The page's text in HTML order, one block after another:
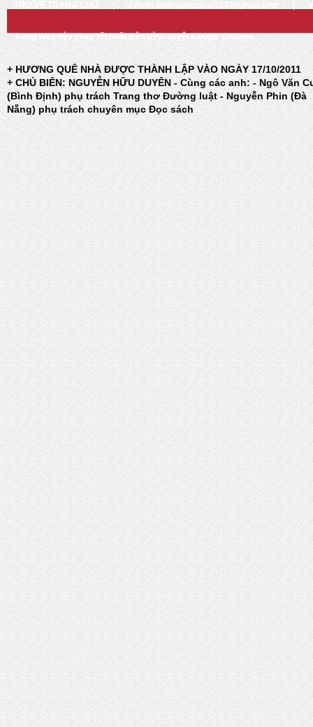
TRỞ VỀ TRANG CHỦ Email: huongquenha2023@gmail.com
Trang Web này chạy tốt nhất trên trình duyệt Google Chrome
+ HƯƠNG QUÊ NHÀ ĐƯỢC THÀNH LẬP VÀO NGÀY 17/10/2011
+ CHỦ BIÊN: NGUYỄN HỮU DUYÊN - Cùng các anh: - Ngô Văn
(Bình Định) phụ trách Trang thơ Đường luật - Nguyễn Phin (Đà
Nẵng) phụ trách chuyên mục Đọc sách